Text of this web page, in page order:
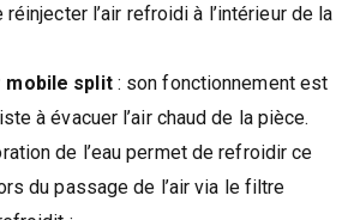
réinjecter l’air refroidi à l’intérieur de la
mobile split : son fonctionnement est
à évacuer l’air chaud de la pièce.
de l’eau permet de refroidir ce
du passage de l’air via le filtre